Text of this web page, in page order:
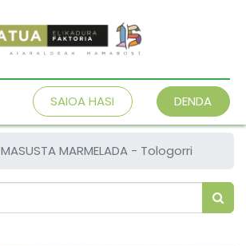
SAIOA HASI DENDA
MASUSTA MARMELADA - Tologorri